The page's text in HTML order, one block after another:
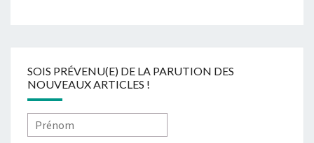
SOIS PRÉVENU(E) DE LA PARUTION DES
NOUVEAUX ARTICLES !